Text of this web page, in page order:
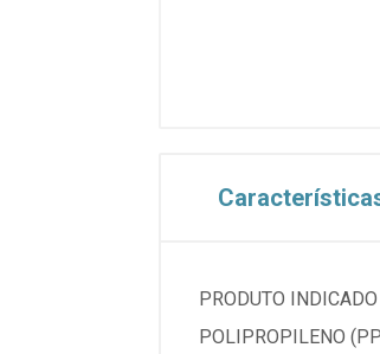
PRODUTO
POLIPROPILENO